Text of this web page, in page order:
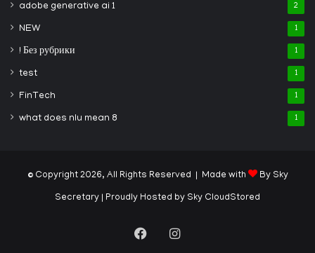
adobe generative ai 1 2
NEW 1
! Без рубрики 1
test 1
FinTech 1
what does nlu mean 8 1
© Copyright 2026, All Rights Reserved | Made with By Sky
Secretary | Proudly Hosted by Sky CloudStored
FacebookInstagram